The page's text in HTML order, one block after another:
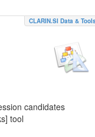
CLARIN.SI Data &
candidates
tool